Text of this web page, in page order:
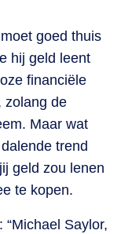
goed thuis
hij geld leent
financiële
zolang de
Maar wat
trend
geld zou lenen
te kopen.
: “Michael Saylor,